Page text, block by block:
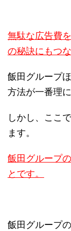
無駄な広告費
の秘訣にもつ
飯田グループ
方法が一番理
しかし、ここ
ます。
飯田グループ
とです。
飯田グループ